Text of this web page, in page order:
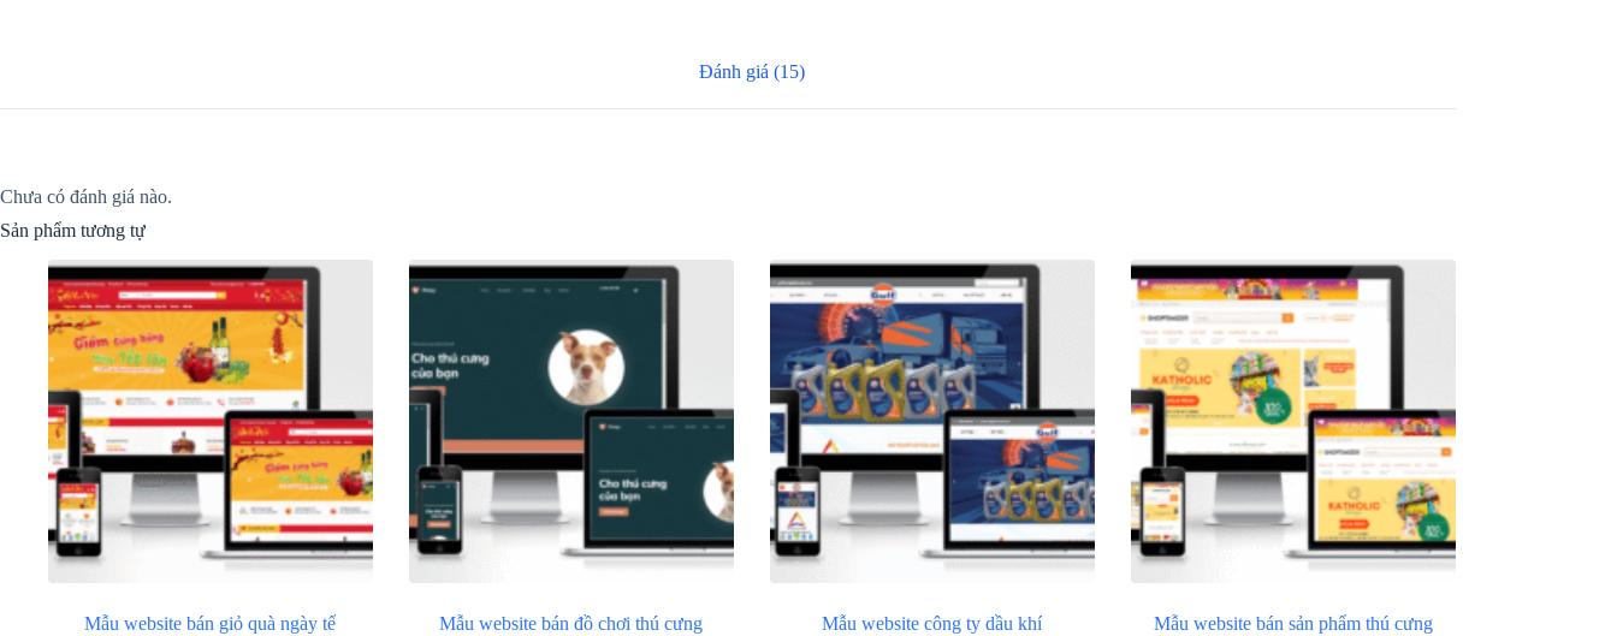
Đánh giá (15)
Chưa có đánh giá nào.
Sản phẩm tương tự
Mẫu website bán giỏ quà ngày tế Mẫu website bán đồ chơi thú cưng Mẫu website công ty dầu khí Mẫu website bán sản phẩm thú cưng